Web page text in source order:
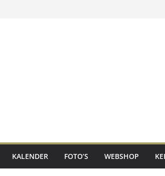
KALENDER FOTO’S WEBSHOP